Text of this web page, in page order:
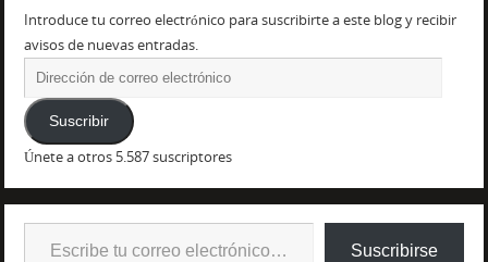
Introduce tu correo electrónico para suscribirte a este blog y recibir
avisos de nuevas entradas.
Suscribir
Únete a otros 5.587 suscriptores
Suscribirse